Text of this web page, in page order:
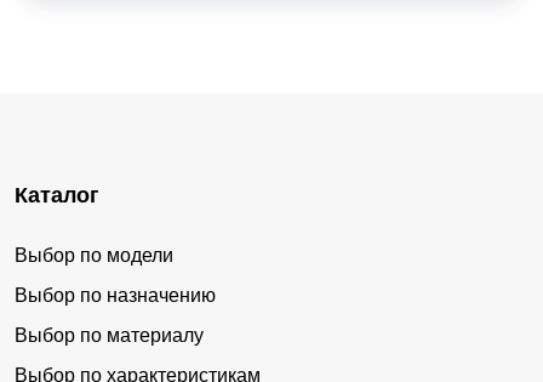
Каталог
Выбор по модели
Выбор по назначению
Выбор по материалу
Выбор по характеристикам